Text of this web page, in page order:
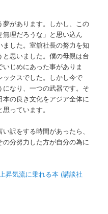
夢があります。しかし、この
理だろうな」と思い込ん
した。室舘社長の努力を知
思いました。僕の母親は台
じめにあった事がありま
クスでした。しかし今で
なり、一つの武器です。そ
の良き文化をアジア全体に
っています。
訳をする時間があったら、
分努力した方が自分の為に
昇気流に乗れる本 (講談社